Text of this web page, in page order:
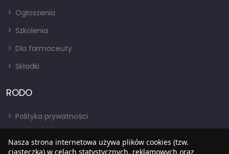
Ogłoszenia
Szkolenia
Dla farmaceuty
Składki
RODO
Polityka prywatności
RODO
Nasza strona internetowa używa plików cookies (tzw.
ciasteczka) w celach statystycznych, reklamowych oraz